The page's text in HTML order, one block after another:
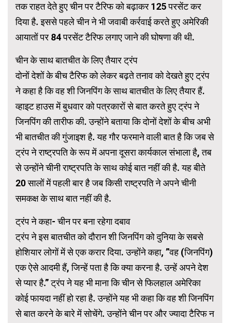
तक राहत देते हुए चीन पर टैरिफ को बढ़ाकर 125 परसेंट कर
दिया है. इससे पहले चीन ने भी जवाबी कर्रवाई करते हुए अमेरिकी
आयातों पर 84 परसेंट टैरिफ लगाए जाने की घोषणा की थी.
चीन के साथ बातचीत के लिए तैयार ट्रंप
दोनों देशों के बीच टैरिफ को लेकर बढ़ते तनाव को देखते हुए ट्रंप
ने कहा है कि वह शी जिनपिंग के साथ बातचीत के लिए तैयार हैं.
व्हाइट हाउस में बुधवार को पत्रकारों से बात करते हुए ट्रंप ने
जिनपिंग की तारीफ की. उन्होंने बताया कि दोनों देशों के बीच अभी
भी बातचीत की गुंजाइश है. यह गौर फरमाने वाली बात है कि जब से
ट्रंप ने राष्ट्रपति के रूप में अपना दूसरा कार्यकाल संभाला है, तब
से उन्होंने चीनी राष्ट्रपति के साथ कोई बात नहीं की है. यह बीते
20 सालों में पहली बार है जब किसी राष्ट्रपति ने अपने चीनी
समकक्ष के साथ बात नहीं की है.
ट्रंप ने कहा- चीन पर बना रहेगा दबाव
ट्रंप ने इस बातचीत को दौरान शी जिनपिंग को दुनिया के सबसे
होशियार लोगों में से एक करार दिया. उन्होंने कहा, ”वह (जिनपिंग)
एक ऐसे आदमी हैं, जिन्हें पता है कि क्या करना है. उन्हें अपने देश
से प्यार है.” ट्रंप ने यह भी माना कि चीन से फिलहाल अमेरिका
कोई फायदा नहीं हो रहा है. उन्होंने यह भी कहा कि वह शी जिनपिंग
से बात करने के बारे में सोचेंगे. उन्होंने चीन पर और ज्यादा टैरिफ न